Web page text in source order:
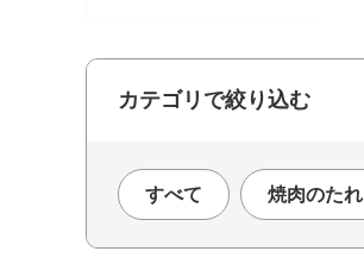
カテゴリで絞り込む
すべて 焼肉のたれ